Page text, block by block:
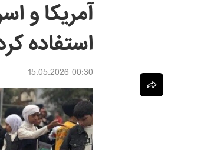
آمریکا و
استفاده
00:30 15.05.2026